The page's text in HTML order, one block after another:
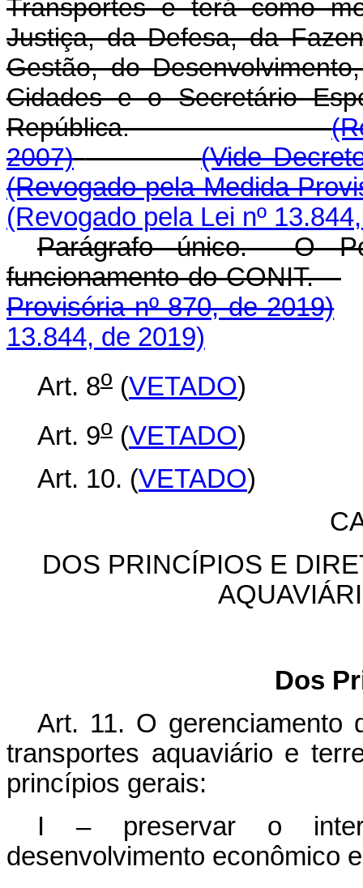
Transportes e terá como
Justiça, da Defesa, da
Gestão, do
Cidades e o Secretário
República.
2007)
(Vide
(Revogado pela Medida
(Revogado pela Lei nº
Parágrafo único. O
funcionamento do CONIT.
Provisória nº 870, de 2019)
13.844, de 2019)
Art. 8o (VETADO)
Art. 9o (VETADO)
Art. 10. (VETADO)
DOS PRINCÍPIOS E
Dos
Art. 11. O gerenciamento
transportes aquaviário e
princípios gerais:
I – preservar o
desenvolvimento econômico